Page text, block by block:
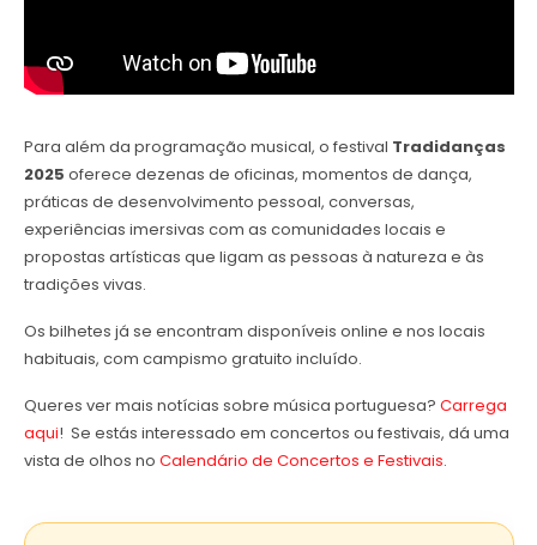
Para além da programação musical, o festival Tradidanças
2025 oferece dezenas de oficinas, momentos de dança,
práticas de desenvolvimento pessoal, conversas,
experiências imersivas com as comunidades locais e
propostas artísticas que ligam as pessoas à natureza e às
tradições vivas.
Os bilhetes já se encontram disponíveis online e nos locais
habituais, com campismo gratuito incluído.
Queres ver mais notícias sobre música portuguesa? Carrega
aqui! Se estás interessado em concertos ou festivais, dá uma
vista de olhos no Calendário de Concertos e Festivais.